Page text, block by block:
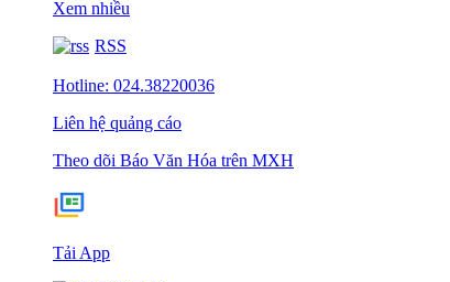
Xem nhiều
RSS
Hotline: 024.38220036
Liên hệ quảng cáo
Theo dõi Báo Văn Hóa trên MXH
Tải App